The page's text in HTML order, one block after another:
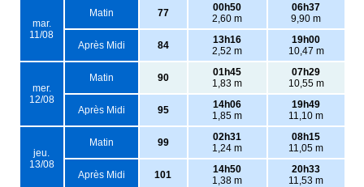
mar.
11/08
Matin 77
00h50
2,60 m
06h37
9,90 m
Après Midi 84
13h16
2,52 m
19h00
10,47 m
mer.
12/08
Matin 90
01h45
1,83 m
07h29
10,55 m
Après Midi 95
14h06
1,85 m
19h49
11,10 m
jeu.
13/08
Matin 99
02h31
1,24 m
08h15
11,05 m
Après Midi 101
14h50
1,38 m
20h33
11,53 m